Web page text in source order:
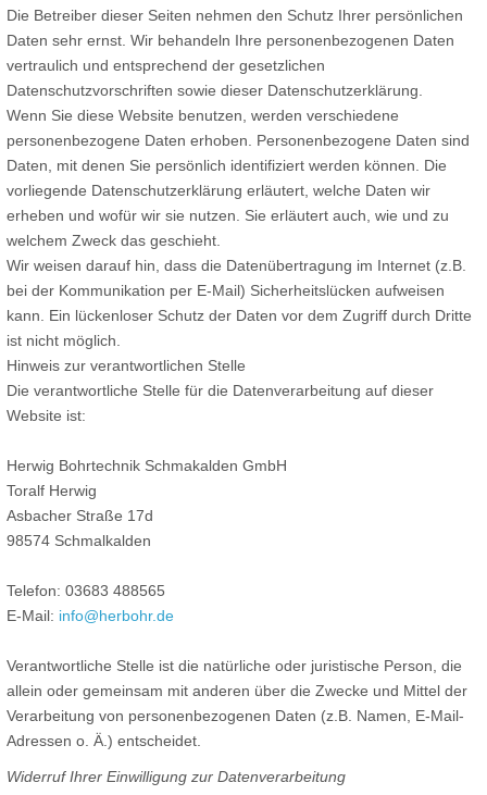
Die Betreiber dieser Seiten nehmen den Schutz Ihrer persönlichen
Daten sehr ernst. Wir behandeln Ihre personenbezogenen Daten
vertraulich und entsprechend der gesetzlichen
Datenschutzvorschriften sowie dieser Datenschutzerklärung.
Wenn Sie diese Website benutzen, werden verschiedene
personenbezogene Daten erhoben. Personenbezogene Daten sind
Daten, mit denen Sie persönlich identifiziert werden können. Die
vorliegende Datenschutzerklärung erläutert, welche Daten wir
erheben und wofür wir sie nutzen. Sie erläutert auch, wie und zu
welchem Zweck das geschieht.
Wir weisen darauf hin, dass die Datenübertragung im Internet (z.B.
bei der Kommunikation per E-Mail) Sicherheitslücken aufweisen
kann. Ein lückenloser Schutz der Daten vor dem Zugriff durch Dritte
ist nicht möglich.
Hinweis zur verantwortlichen Stelle
Die verantwortliche Stelle für die Datenverarbeitung auf dieser
Website ist:
Herwig Bohrtechnik Schmakalden GmbH
Toralf Herwig
Asbacher Straße 17d
98574 Schmalkalden
Telefon: 03683 488565
E-Mail: info@herbohr.de
Verantwortliche Stelle ist die natürliche oder juristische Person, die
allein oder gemeinsam mit anderen über die Zwecke und Mittel der
Verarbeitung von personenbezogenen Daten (z.B. Namen, E-Mail-
Adressen o. Ä.) entscheidet.
Widerruf Ihrer Einwilligung zur Datenverarbeitung